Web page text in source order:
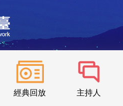
經典回放 主持人